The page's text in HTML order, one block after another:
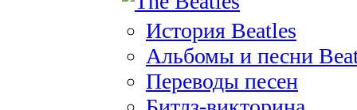
История Beatles
Альбомы и песни
Переводы песен